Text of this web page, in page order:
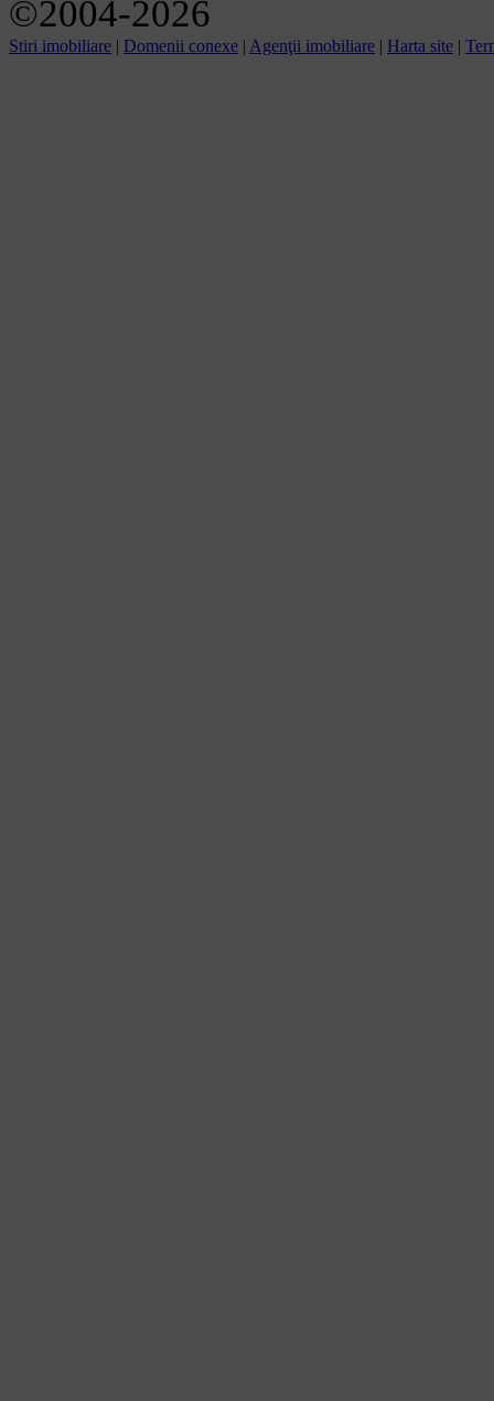
©2004-2026
Stiri imobiliare | Domenii conexe | Agenţii imobiliare | Harta site |